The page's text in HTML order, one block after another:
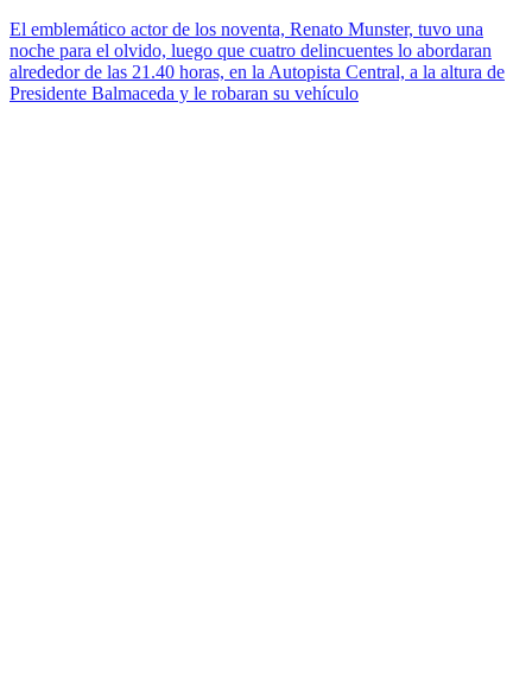
El emblemático actor de los noventa, Renato Munster, tuvo una
noche para el olvido, luego que cuatro delincuentes lo abordaran
alrededor de las 21.40 horas, en la Autopista Central, a la altura de
Presidente Balmaceda y le robaran su vehículo